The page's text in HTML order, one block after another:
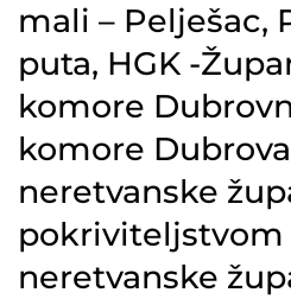
mali – Pelješac,
puta, HGK -
komore
komore
neretvanske
pokriviteljstvom
neretvanske